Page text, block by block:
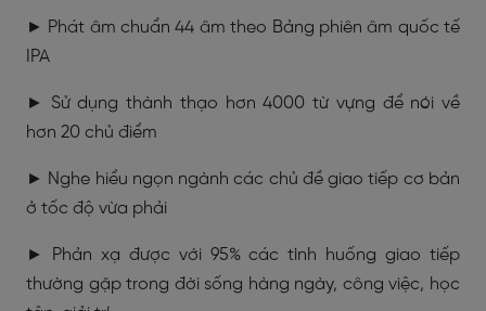
► Phát âm chuẩn 44 âm theo Bảng phiên âm quốc tế
IPA
► Sử dụng thành thạo hơn 4000 từ vựng để nói về
hơn 20 chủ điểm
► Nghe hiểu ngọn ngành các chủ đề giao tiếp cơ bản
ở tốc độ vừa phải
► Phản xạ được với 95% các tình huống giao tiếp
thường gặp trong đời sống hàng ngày, công việc, học